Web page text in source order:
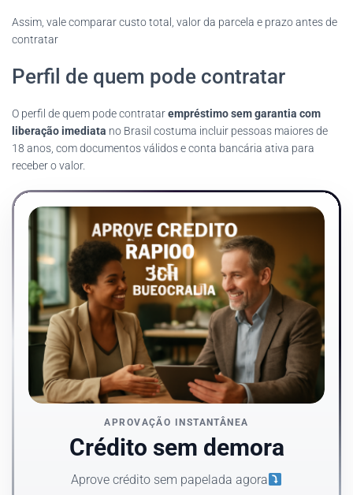
Assim, vale comparar custo total, valor da parcela e prazo antes de
contratar
Perfil de quem pode contratar
O perfil de quem pode contratarempréstimo sem garantia com
liberação imediata no Brasil costuma incluir pessoas maiores de
18 anos, com documentos válidos e conta bancária ativa para
receber o valor.
APROVAÇÃO INSTANTÂNEA
Crédito sem demora
Aprove crédito sem papelada agora